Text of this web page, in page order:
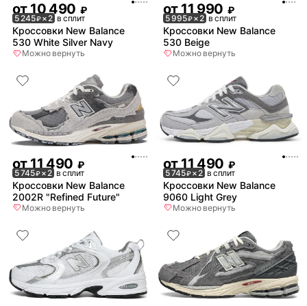
от10 490 ₽
5 245₽× 2 в сплит
Кроссовки New Balance
530 White Silver Navy
Можно вернуть
от11 990 ₽
5 995₽× 2 в сплит
Кроссовки New Balance
530 Beige
Можно вернуть
от11 490 ₽
5 745₽× 2 в сплит
Кроссовки New Balance
2002R "Refined Future"
Можно вернуть
от11 490 ₽
5 745₽× 2 в сплит
Кроссовки New Balance
9060 Light Grey
Можно вернуть